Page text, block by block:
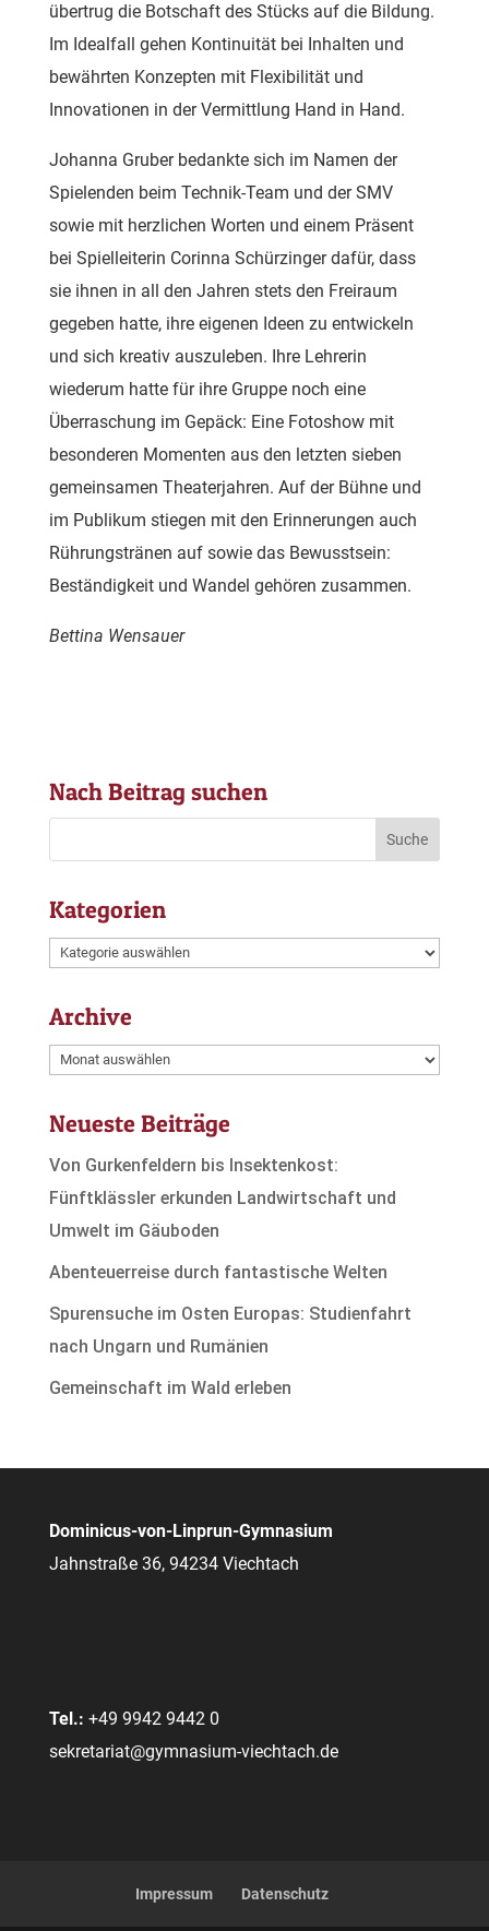
übertrug die Botschaft des Stücks auf die Bildung.
Im Idealfall gehen Kontinuität bei Inhalten und
bewährten Konzepten mit Flexibilität und
Innovationen in der Vermittlung Hand in Hand.
Johanna Gruber bedankte sich im Namen der
Spielenden beim Technik-Team und der SMV
sowie mit herzlichen Worten und einem Präsent
bei Spielleiterin Corinna Schürzinger dafür, dass
sie ihnen in all den Jahren stets den Freiraum
gegeben hatte, ihre eigenen Ideen zu entwickeln
und sich kreativ auszuleben. Ihre Lehrerin
wiederum hatte für ihre Gruppe noch eine
Überraschung im Gepäck: Eine Fotoshow mit
besonderen Momenten aus den letzten sieben
gemeinsamen Theaterjahren. Auf der Bühne und
im Publikum stiegen mit den Erinnerungen auch
Rührungstränen auf sowie das Bewusstsein:
Beständigkeit und Wandel gehören zusammen.
Bettina Wensauer
Nach Beitrag suchen
Kategorien
Kategorien
Archive
Archive
Neueste Beiträge
Von Gurkenfeldern bis Insektenkost:
Fünftklässler erkunden Landwirtschaft und
Umwelt im Gäuboden
Abenteuerreise durch fantastische Welten
Spurensuche im Osten Europas: Studienfahrt
nach Ungarn und Rumänien
Gemeinschaft im Wald erleben
Dominicus-von-Linprun-Gymnasium
Jahnstraße 36, 94234 Viechtach
Tel.: +49 9942 9442 0
sekretariat@gymnasium-viechtach.de
Impressum Datenschutz